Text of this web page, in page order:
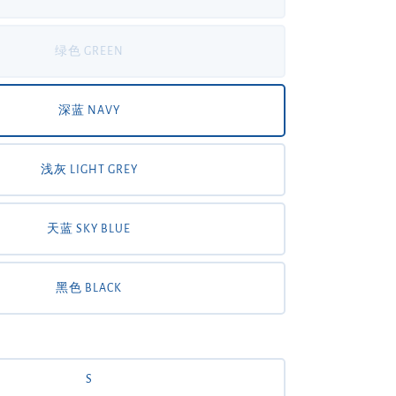
绿色 GREEN
深蓝 NAVY
浅灰 LIGHT GREY
天蓝 SKY BLUE
黑色 BLACK
S